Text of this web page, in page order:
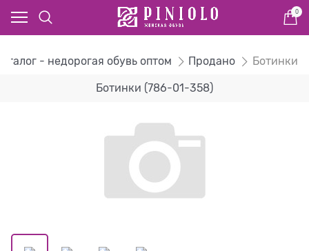
0
- недорогая обувь оптом Продано Ботинки
Ботинки (786-01-358)